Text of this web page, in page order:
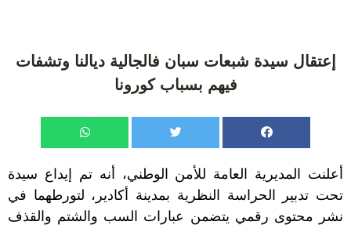
إعتقال سيدة شبعات سبان فالجالية ديالنا وتشفات
فيهم بسباب كورونا
أعلنت المديرية العامة للأمن الوطني، أنه تم إيداع سيدة
تحت تدبير الحراسة النظرية بمدينة أكادير، لتورطهما في
نشر محتوى رقمي يتضمن عبارات السب والشتم والقذف